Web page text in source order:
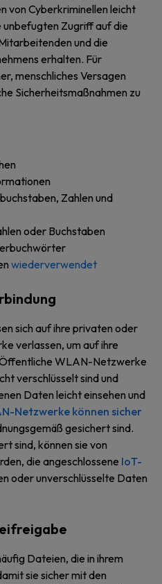
von Cyberkriminellen leicht
unbefugten Zugriff auf die
und die
erhalten. Für
menschliches Versagen
Sicherheitsmaßnahmen zu
Zahlen und
oder Buchstaben
wiederverwendet
sich auf ihre privaten oder
verlassen, um auf ihre
WLAN-Netzwerke
verschlüsselt sind und
Daten leicht einsehen und
Netzwerke können sicher
gesichert sind.
sind, können sie von
die angeschlossene IoT-
oder unverschlüsselte Daten
Dateien, die in ihrem
sie sicher mit den